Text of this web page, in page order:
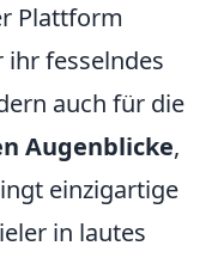
Plattform
fesselndes
auch für die
Augenblicke,
einzigartige
in lautes